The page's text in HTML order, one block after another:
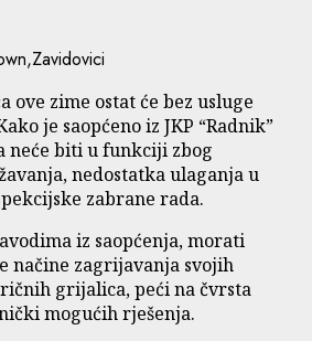
ove zime ostat će bez usluge
je saopćeno iz JKP “Radnik”
neće biti u funkciji zbog
nedostatka ulaganja u
zabrane rada.
iz saopćenja, morati
načine zagrijavanja svojih
grijalica, peći na čvrsta
mogućih rješenja.